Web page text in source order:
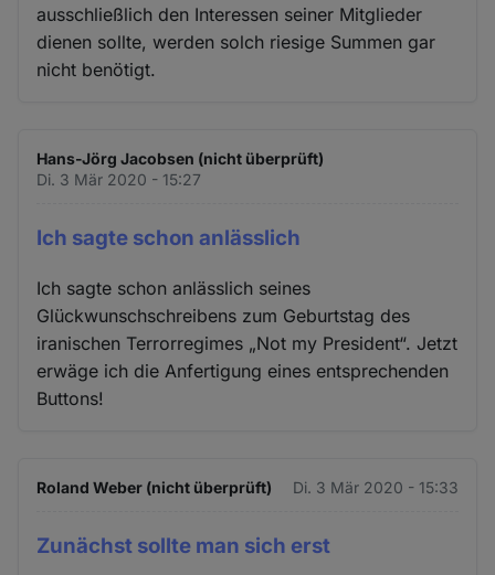
ausschließlich den Interessen seiner Mitglieder
dienen sollte, werden solch riesige Summen gar
nicht benötigt.
Hans-Jörg Jacobsen (nicht überprüft)
Di. 3 Mär 2020 - 15:27
Ich sagte schon anlässlich
Ich sagte schon anlässlich seines
Glückwunschschreibens zum Geburtstag des
iranischen Terrorregimes „Not my President“. Jetzt
erwäge ich die Anfertigung eines entsprechenden
Buttons!
Roland Weber (nicht überprüft) Di. 3 Mär 2020 - 15:33
Zunächst sollte man sich erst